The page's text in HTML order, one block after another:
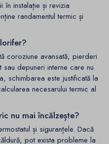
în instalație și revizia
randamentul termic și
coroziune avansată, pierderi
depuneri interne care nu
schimbarea este justificată la
necesarului termic al
nu mai încălzește?
și siguranțele. Dacă
pot exista probleme la